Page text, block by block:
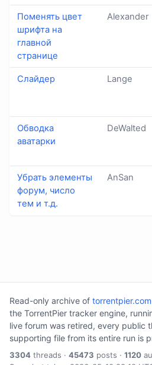
Поменять цвет
шрифта на
главной
странице
Alexander
Слайдер Lange
Обводка
аватарки
DeWalted
Убрать элементы
форум, число
тем и т.д.
AnSan
Read-only archive of torrentpier.com
the TorrentPier tracker engine,
live forum was retired, every public
supporting file from its entire run is
3304 threads · 45473 posts · 1120